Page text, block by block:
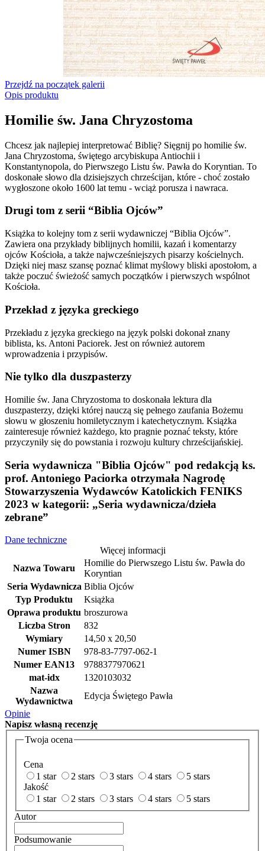
Przejdź na początek galerii
Opis produktu
Homilie św. Jana Chryzostoma
Chcesz jak najlepiej interpretować Biblię? Sięgnij po homilie św.
Jana Chryzostoma, świętego arcybiskupa Antiochii i
Konstantynopola, do Pierwszego Listu św. Pawła do Koryntian. To
doskonałe słowo dla dzisiejszych chrześcijan, które - choć zostało
wygłoszone około 1600 lat temu - wciąż porusza i nawraca.
Drugi tom z serii “Biblia Ojców”
Książka to kolejny tom z serii wydawniczej “Biblia Ojców”.
Zawiera ona przykłady biblijnych homilii, kazań i komentarzy
ojców Kościoła, a także najwcześniejszych pisarzy kościelnych.
Dzięki niej masz szansę poznać klimat myślowy bliski apostołom, a
także poczuć świeżość samych początków i pierwszych wspólnot
Kościoła.
Przekład z języka greckiego
Przekładu z języka greckiego na język polski dokonał znany
biblista, ks. Antoni Paciorek. Jest on również autorem
wprowadzenia i przypisów.
Nie tylko dla duszpasterzy
Homilie św. Jana Chryzostoma to doskonała lektura dla
duszpasterzy, dzięki której nauczą się pełnego zaufania Bożemu
słowu w głoszeniu homiletycznym i katechetycznym. Książka
zainteresuje również każdego, kto pragnie poznać teksty, które
przyczyniły się do powstania i rozwoju kultury chrześcijańskiej.
Seria wydawnicza "Biblia Ojców" pod redakcją ks.
prof. Antoniego Paciorka otrzymała Nagrodę
Stowarzyszenia Wydawców Katolickich FENIKS
2023 w kategorii: „Seria wydawnicza/dzieła
zebrane”
Dane techniczne
Więcej informacji
Nazwa Towaru
Homilie do Pierwszego Listu św. Pawła do
Koryntian
Seria Wydawnicza Biblia Ojców
Typ Produktu
Książka
Oprawa produktu broszurowa
Liczba Stron
832
Wymiary
14,50 x 20,50
Numer ISBN
978-83-7797-062-1
Numer EAN13
9788377970621
mat-idx
1320103032
Nazwa
Wydawnictwa
Edycja Świętego Pawła
Opinie
Napisz własną recenzję
Twoja ocena
Cena
1 star
2 stars 3 stars 4 stars
5 stars
Jakość
1 star
2 stars 3 stars 4 stars
5 stars
Autor
Podsumowanie